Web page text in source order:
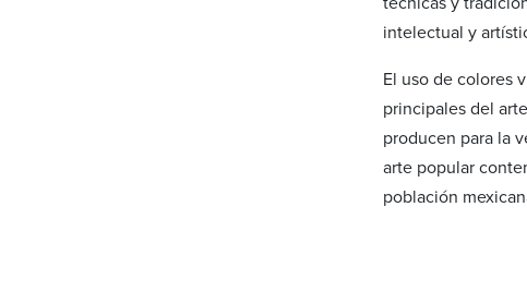
intelectual y
El uso de colores
principales del
producen para la
arte popular
población